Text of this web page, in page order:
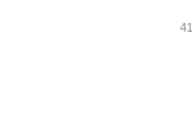
41